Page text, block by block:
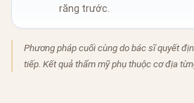
răng trước.
Phương pháp cuối cùng do bác sĩ quyết
tiếp. Kết quả thẩm mỹ phụ thuộc cơ địa